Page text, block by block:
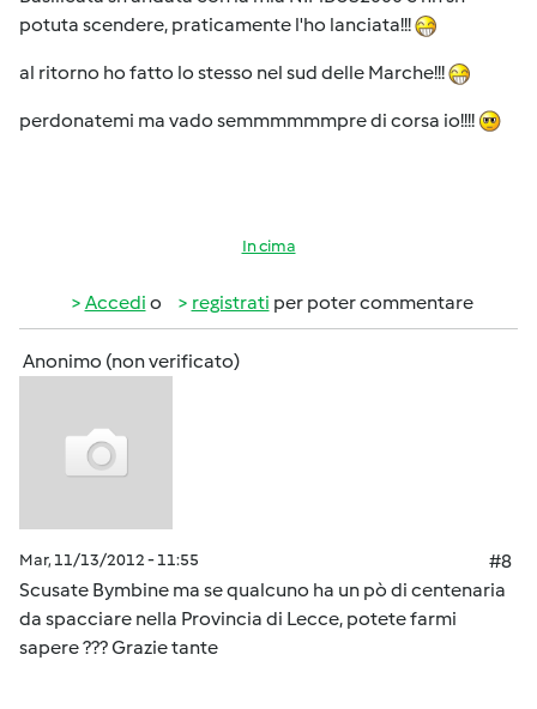
potuta scendere, praticamente l'ho lanciata!!!
al ritorno ho fatto lo stesso nel sud delle Marche!!!
perdonatemi ma vado semmmmmmpre di corsa io!!!!
In cima
Accedi o registrati per poter commentare
Anonimo (non verificato)
Mar, 11/13/2012 - 11:55
#8
Scusate Bymbine ma se qualcuno ha un pò di centenaria
da spacciare nella Provincia di Lecce, potete farmi
sapere ??? Grazie tante